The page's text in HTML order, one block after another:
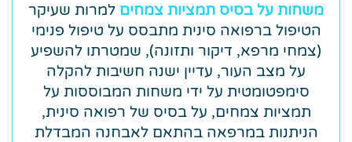
משחות על בסיס תמציות צמחים למרות שעיקר
הטיפול ברפואה סינית מתבסס על טיפול פנימי
(צמחי מרפא, דיקור ותזונה), שמטרתו להשפיע
על מצב העור, עדיין ישנה חשיבות להקלה
סימפטומטית על ידי משחות המבוססות על
תמציות צמחים, על בסיס של רפואה סינית,
הניתנות במרפאה בהתאם לאבחנה המבדלת